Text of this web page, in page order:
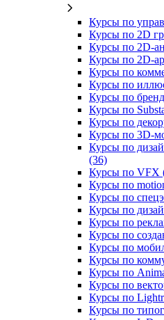
Курсы по
Курсы по 2D
Курсы по
Курсы по
Курсы по
Курсы по
Курсы по
Курсы по
Курсы по
Курсы по
Курсы по
(36)
Курсы по VFX
Курсы по
Курсы по
Курсы по
Курсы по
Курсы по
Курсы по
Курсы по
Курсы по
Курсы по
Курсы по
Курсы по